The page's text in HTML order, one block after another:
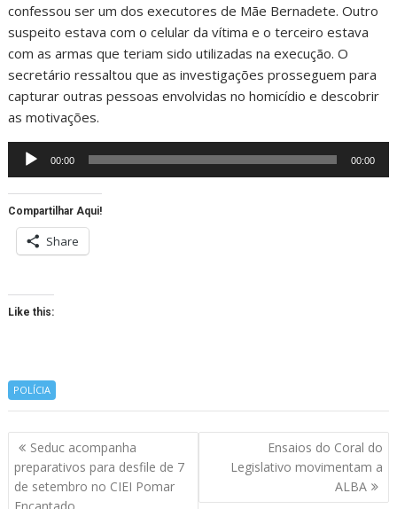
confessou ser um dos executores de Mãe Bernadete. Outro
suspeito estava com o celular da vítima e o terceiro estava
com as armas que teriam sido utilizadas na execução. O
secretário ressaltou que as investigações prosseguem para
capturar outras pessoas envolvidas no homicídio e descobrir
as motivações.
Reprodutor
de
áudio
00:00 00:00
Compartilhar Aqui!
Share
Like this:
POLÍCIA
Navegação
de
artigos
Seduc acompanha
preparativos para desfile de 7
de setembro no CIEI Pomar
Encantado
Ensaios do Coral do
Legislativo movimentam a
ALBA